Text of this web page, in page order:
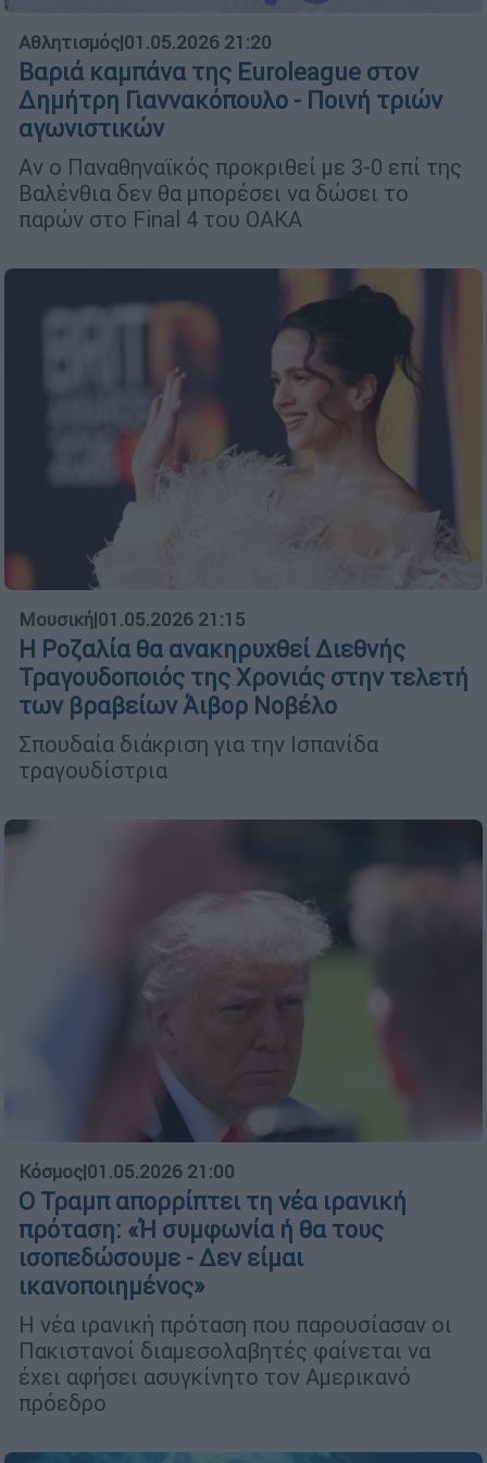
Αθλητισμός|01.05.2026 21:20
Βαριά καμπάνα της Euroleague στον
Δημήτρη Γιαννακόπουλο - Ποινή τριών
αγωνιστικών
Αν ο Παναθηναϊκός προκριθεί με 3-0 επί της
Βαλένθια δεν θα μπορέσει να δώσει το
παρών στο Final 4 του ΟΑΚΑ
Μουσική|01.05.2026 21:15
Η Ροζαλία θα ανακηρυχθεί Διεθνής
Τραγουδοποιός της Χρονιάς στην τελετή
των βραβείων Άιβορ Νοβέλο
Σπουδαία διάκριση για την Ισπανίδα
τραγουδίστρια
Κόσμος|01.05.2026 21:00
Ο Τραμπ απορρίπτει τη νέα ιρανική
πρόταση: «Ή συμφωνία ή θα τους
ισοπεδώσουμε - Δεν είμαι
ικανοποιημένος»
Η νέα ιρανική πρόταση που παρουσίασαν οι
Πακιστανοί διαμεσολαβητές φαίνεται να
έχει αφήσει ασυγκίνητο τον Αμερικανό
πρόεδρο